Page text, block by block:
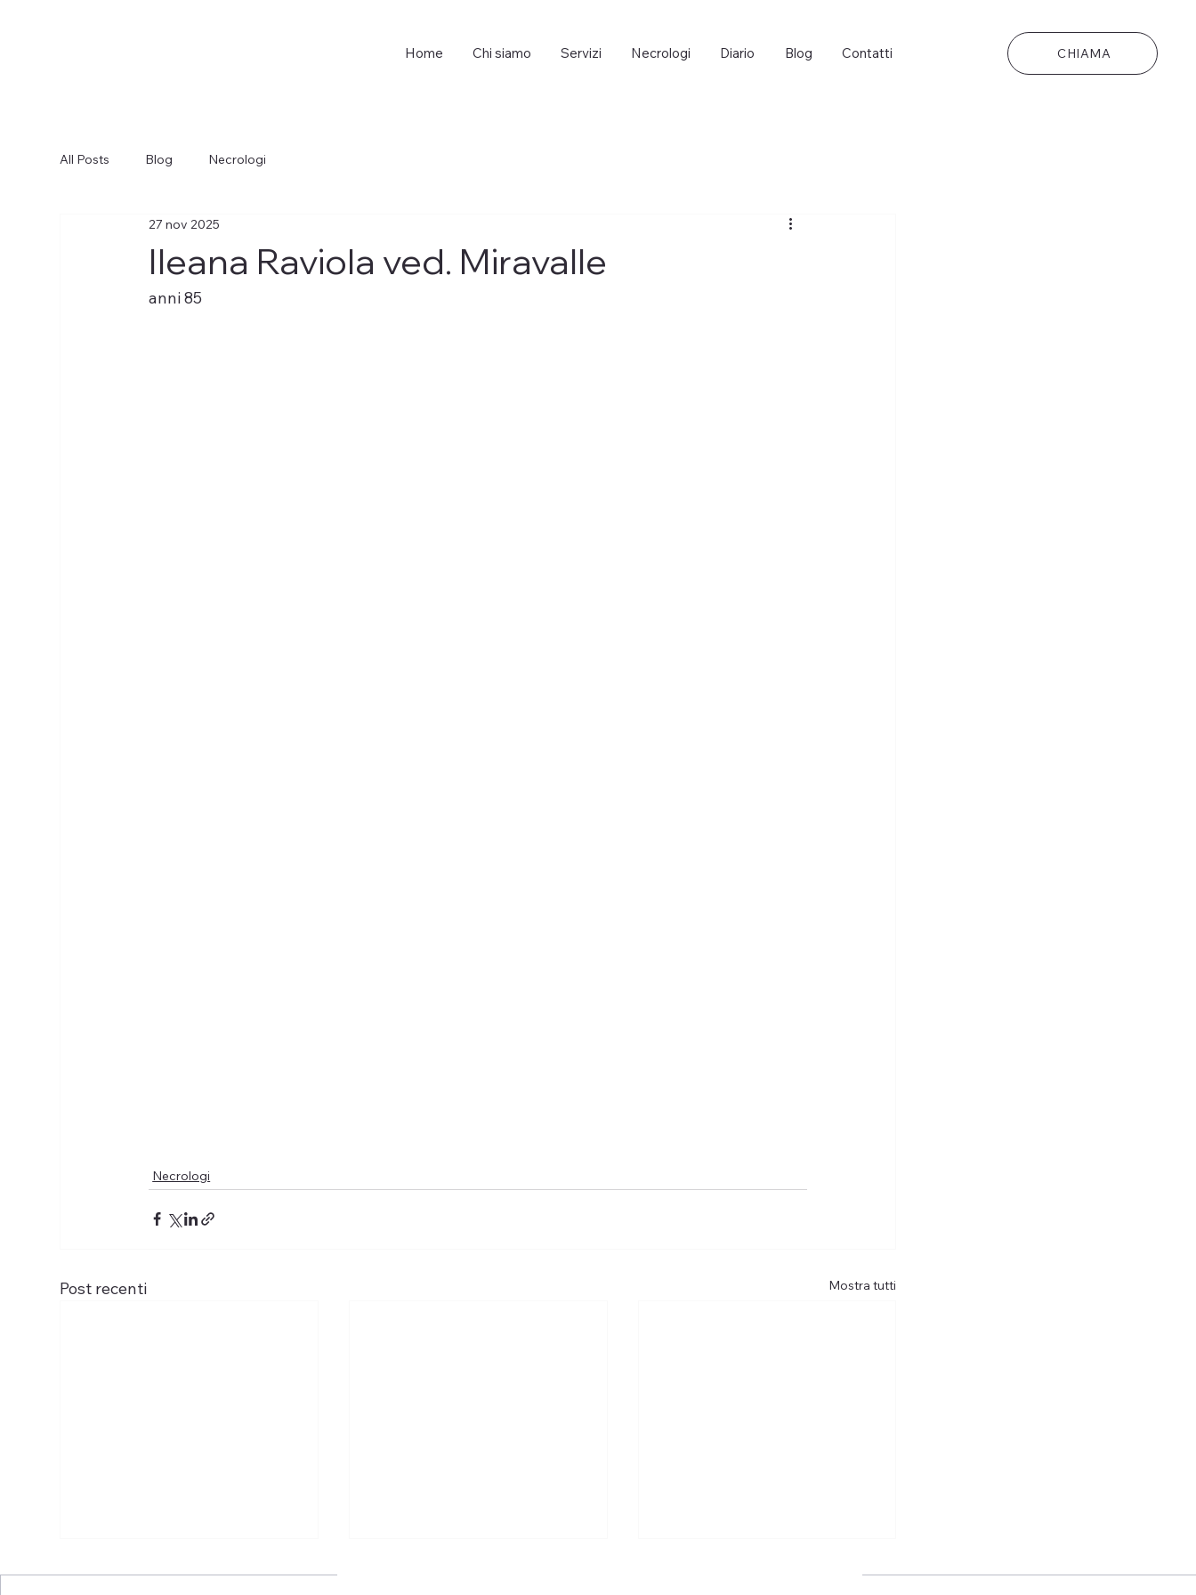
CHIAMA
Home Chi siamo Servizi Necrologi Diario Blog Contatti
All Posts Blog Necrologi
Ileana Raviola ved. Miravalle
27 nov 2025
anni 85
Necrologi
Post recenti Mostra tutti